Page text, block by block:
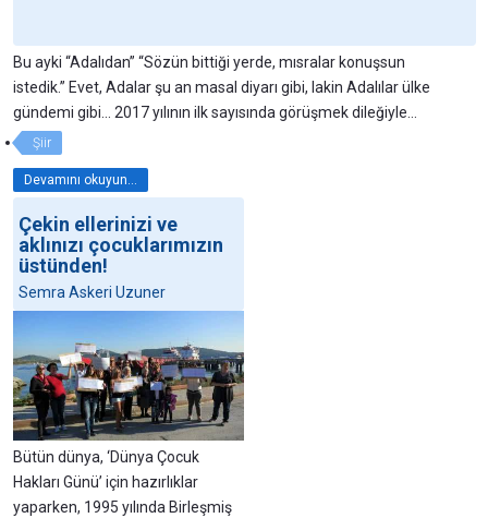
Bu ayki “Adalıdan” “Sözün bittiği yerde, mısralar konuşsun
istedik.” Evet, Adalar şu an masal diyarı gibi, lakin Adalılar ülke
gündemi gibi… 2017 yılının ilk sayısında görüşmek dileğiyle…
Şiir
Devamını okuyun...
Çekin ellerinizi ve
aklınızı çocuklarımızın
üstünden!
Semra Askeri Uzuner
Bütün dünya, ‘Dünya Çocuk
Hakları Günü’ için hazırlıklar
yaparken, 1995 yılında Birleşmiş